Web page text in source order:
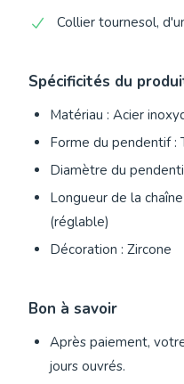
Collier tournesol,
Spécificités du
Matériau : Acier
Forme du pendentif :
Diamètre du
Longueur de la
(réglable)
Décoration : Zircone
Bon à savoir
Après paiement,
jours ouvrés.